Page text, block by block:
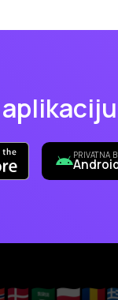
PRIVATNA